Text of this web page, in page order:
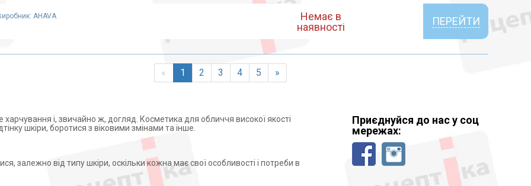
AHAVA
Немає в
наявності
ПЕРЕЙТИ
« 1 2 3 4 5 »
і, звичайно ж, догляд. Косметика для обличчя високої якості
шкіри, боротися з віковими змінами та інше.
залежно від типу шкіри, оскільки кожна має свої особливості і потреби в
Приєднуйся до нас у соц
мережах: